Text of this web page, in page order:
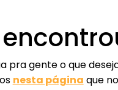
pra gente o que
nesta página que